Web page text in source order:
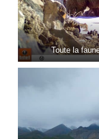
Toute la